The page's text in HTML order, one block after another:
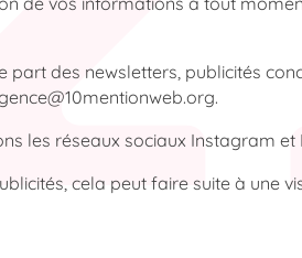
part des newsletters, publicités
les réseaux sociaux Instagram
cela peut faire suite à